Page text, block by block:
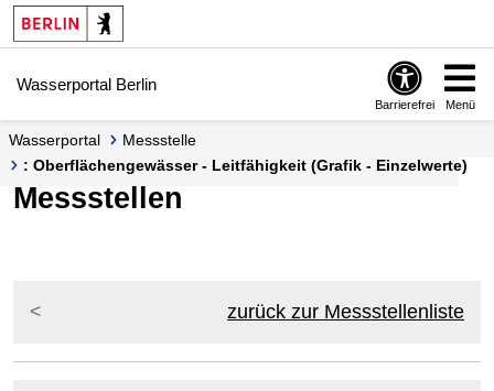
Springe zur Navigation
Springe zum Inhalt
Wasserportal Berlin
Barrierefrei Menü
Wasserportal
Messstelle
: Oberflächengewässer - Leitfähigkeit (Grafik - Einzelwerte)
Messstellen
zurück zur Messstellenliste